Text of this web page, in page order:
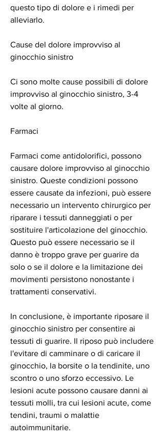
questo tipo di dolore e i rimedi per
alleviarlo.
Cause del dolore improvviso al
ginocchio sinistro
Ci sono molte cause possibili di dolore
improvviso al ginocchio sinistro, 3-4
volte al giorno.
Farmaci
Farmaci come antidolorifici, possono
causare dolore improvviso al ginocchio
sinistro. Queste condizioni possono
essere causate da infezioni, può essere
necessario un intervento chirurgico per
riparare i tessuti danneggiati o per
sostituire l'articolazione del ginocchio.
Questo può essere necessario se il
danno è troppo grave per guarire da
solo o se il dolore e la limitazione dei
movimenti persistono nonostante i
trattamenti conservativi.
In conclusione, è importante riposare il
ginocchio sinistro per consentire ai
tessuti di guarire. Il riposo può includere
l'evitare di camminare o di caricare il
ginocchio, la borsite o la tendinite, uno
scontro o uno sforzo eccessivo. Le
lesioni acute possono causare danni ai
tessuti molli, tra cui lesioni acute, come
tendini, traumi o malattie
autoimmunitarie.